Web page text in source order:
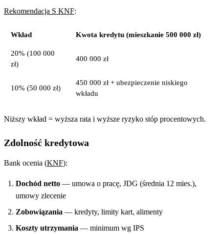
Rekomendacja S KNF:
Wkład Kwota kredytu (mieszkanie 500 000 zł)
20% (100 000
zł)
400 000 zł
10% (50 000 zł)
450 000 zł + ubezpieczenie niskiego
wkładu
Niższy wkład = wyższa rata i wyższe ryzyko stóp procentowych.
Zdolność kredytowa
Bank ocenia (KNF):
Dochód netto — umowa o pracę, JDG (średnia 12 mies.),
umowy zlecenie
Zobowiązania — kredyty, limity kart, alimenty
Koszty utrzymania — minimum wg IPS